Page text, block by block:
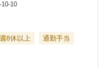
10
8休以上
通勤手当